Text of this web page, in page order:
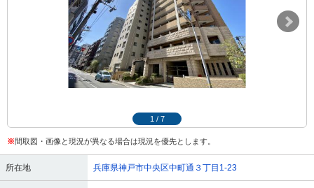
1 / 7
※間取図・画像と現況が異なる場合は現況を優先とします。
所在地 兵庫県神戸市中央区中町通３丁目1-23